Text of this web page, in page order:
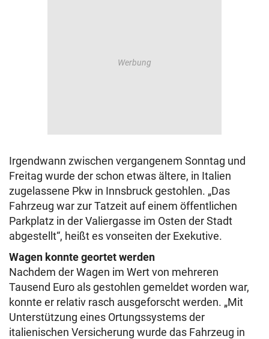
Irgendwann zwischen vergangenem Sonntag und
Freitag wurde der schon etwas ältere, in Italien
zugelassene Pkw in Innsbruck gestohlen. „Das
Fahrzeug war zur Tatzeit auf einem öffentlichen
Parkplatz in der Valiergasse im Osten der Stadt
abgestellt“, heißt es vonseiten der Exekutive.
Wagen konnte geortet werden
Nachdem der Wagen im Wert von mehreren
Tausend Euro als gestohlen gemeldet worden war,
konnte er relativ rasch ausgeforscht werden. „Mit
Unterstützung eines Ortungssystems der
italienischen Versicherung wurde das Fahrzeug in